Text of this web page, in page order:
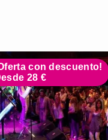
con descuento!
28 €